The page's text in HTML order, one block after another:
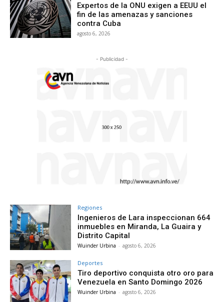
Expertos de la ONU exigen a EEUU el
fin de las amenazas y sanciones
contra Cuba
agosto 6, 2026
- Publicidad -
Regiones
Ingenieros de Lara inspeccionan 664
inmuebles en Miranda, La Guaira y
Distrito Capital
Wuinder Urbina - agosto 6, 2026
Deportes
Tiro deportivo conquista otro oro para
Venezuela en Santo Domingo 2026
Wuinder Urbina - agosto 6, 2026